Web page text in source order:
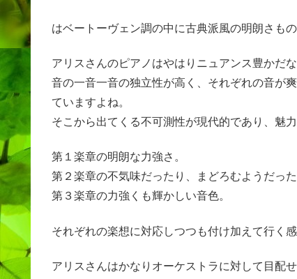
はベートーヴェン調の中に古典派風の明朗さもの
アリスさんのピアノはやはりニュアンス豊かだ
音の一音一音の独立性が高く、それぞれの音が
ていますよね。
そこから出てくる不可測性が現代的であり、魅力
第１楽章の明朗な力強さ。
第２楽章の不気味だったり、まどろむようだっ
第３楽章の力強くも輝かしい音色。
それぞれの楽想に対応しつつも付け加えて行く感
アリスさんはかなりオーケストラに対して目配